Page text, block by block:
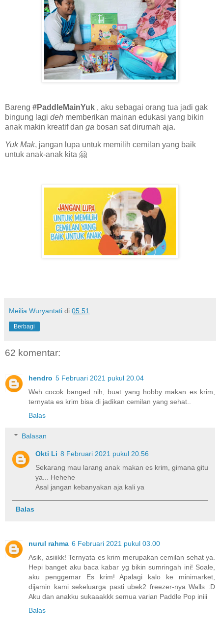
Bareng #PaddleMainYuk , aku sebagai orang tua jadi gak
bingung lagi deh memberikan mainan edukasi yang bikin
anak makin kreatif dan ga bosan sat dirumah aja.
Yuk Mak, jangan lupa untuk memilih cemilan yang baik
untuk anak-anak kita 🤗
Meilia Wuryantati di 05.51
Berbagi
62 komentar:
hendro 5 Februari 2021 pukul 20.04
Wah cocok banged nih, buat yang hobby makan es krim,
ternyata es krim bisa di jadikan cemilan yang sehat..
Balas
Balasan
Okti Li 8 Februari 2021 pukul 20.56
Sekarang mau larang anak makan es krim, gimana gitu
ya... Hehehe
Asal jangan kebanyakan aja kali ya
Balas
nurul rahma 6 Februari 2021 pukul 03.00
Asik, asiiikk! Ternyata es krim merupakan cemilan sehat ya.
Hepi banget aku baca kabar yg bikin sumringah ini! Soale,
aku penggemar Es krim! Apalagi kalo ke minimarket,
dijamin kami sekeluarga pasti ubek2 freezer-nya Walls :D
Aku dan anakku sukaaakkk semua varian Paddle Pop iniii
Balas